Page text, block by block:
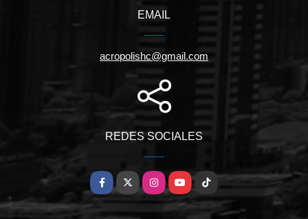
EMAIL
acropolishc@gmail.com
REDES SOCIALES
Facebook
X InstagramYouTubeTikTok